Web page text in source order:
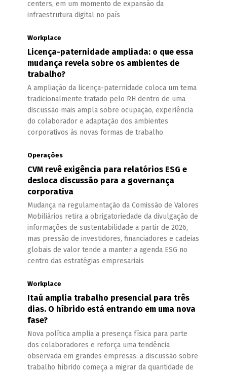
centers, em um momento de expansão da
infraestrutura digital no país
Workplace
Licença-paternidade ampliada: o que essa
mudança revela sobre os ambientes de
trabalho?
A ampliação da licença-paternidade coloca um tema
tradicionalmente tratado pelo RH dentro de uma
discussão mais ampla sobre ocupação, experiência
do colaborador e adaptação dos ambientes
corporativos às novas formas de trabalho
Operações
CVM revê exigência para relatórios ESG e
desloca discussão para a governança
corporativa
Mudança na regulamentação da Comissão de Valores
Mobiliários retira a obrigatoriedade da divulgação de
informações de sustentabilidade a partir de 2026,
mas pressão de investidores, financiadores e cadeias
globais de valor tende a manter a agenda ESG no
centro das estratégias empresariais
Workplace
Itaú amplia trabalho presencial para três
dias. O híbrido está entrando em uma nova
fase?
Nova política amplia a presença física para parte
dos colaboradores e reforça uma tendência
observada em grandes empresas: a discussão sobre
trabalho híbrido começa a migrar da quantidade de